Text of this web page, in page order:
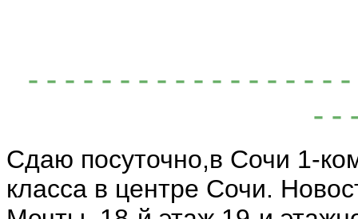
- - - - - - - - - - - - - - - - -
- -
Сдаю посуточно,в Сочи 1-
класса в центре Сочи.